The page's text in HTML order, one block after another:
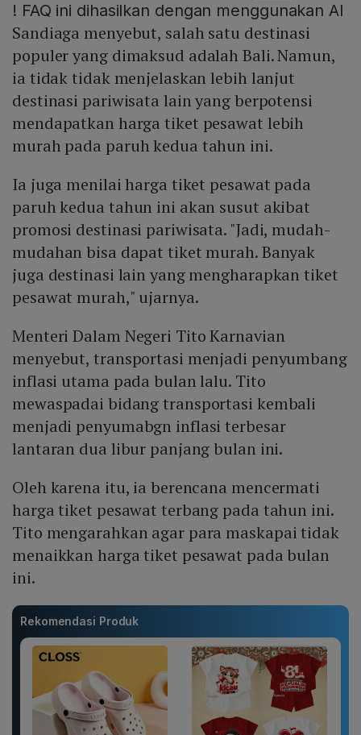
! FAQ ini dihasilkan dengan menggunakan AI
Sandiaga menyebut, salah satu destinasi
populer yang dimaksud adalah Bali. Namun,
ia tidak tidak menjelaskan lebih lanjut
destinasi pariwisata lain yang berpotensi
mendapatkan harga tiket pesawat lebih
murah pada paruh kedua tahun ini.
Ia juga menilai harga tiket pesawat pada
paruh kedua tahun ini akan susut akibat
promosi destinasi pariwisata. "Jadi, mudah-
mudahan bisa dapat tiket murah. Banyak
juga destinasi lain yang mengharapkan tiket
pesawat murah," ujarnya.
Menteri Dalam Negeri Tito Karnavian
menyebut, transportasi menjadi penyumbang
inflasi utama pada bulan lalu. Tito
mewaspadai bidang transportasi kembali
menjadi penyumabgn inflasi terbesar
lantaran dua libur panjang bulan ini.
Oleh karena itu, ia berencana mencermati
harga tiket pesawat terbang pada tahun ini.
Tito mengarahkan agar para maskapai tidak
menaikkan harga tiket pesawat pada bulan
ini.
Rekomendasi Produk